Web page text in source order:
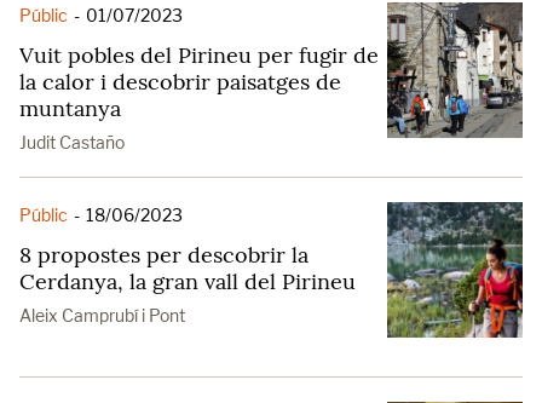
Públic - 01/07/2023
Vuit pobles del Pirineu per fugir de
la calor i descobrir paisatges de
muntanya
Judit Castaño
Públic - 18/06/2023
8 propostes per descobrir la
Cerdanya, la gran vall del Pirineu
Aleix Camprubí i Pont